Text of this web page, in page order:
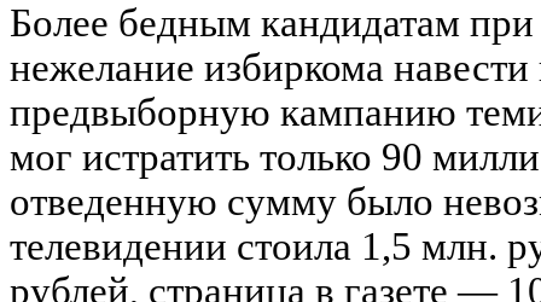
Более бедным кандидатам при
нежелание избиркома
предвыборную кампанию
мог истратить только 90
отведенную сумму было
телевидении стоила 1,5 млн.
рублей, страница в газете —